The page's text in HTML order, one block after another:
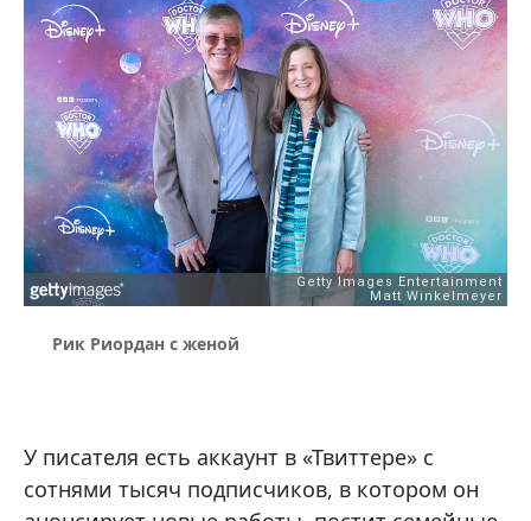
Рик Риордан с женой
У писателя есть аккаунт в «Твиттере» с
сотнями тысяч подписчиков, в котором он